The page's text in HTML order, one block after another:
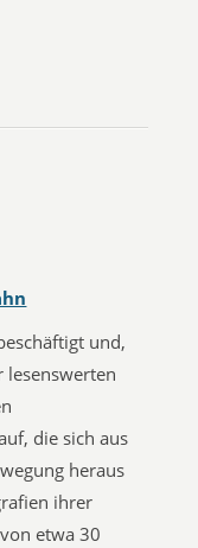
und,
lesenswerten
die sich aus
heraus
ihrer
etwa 30